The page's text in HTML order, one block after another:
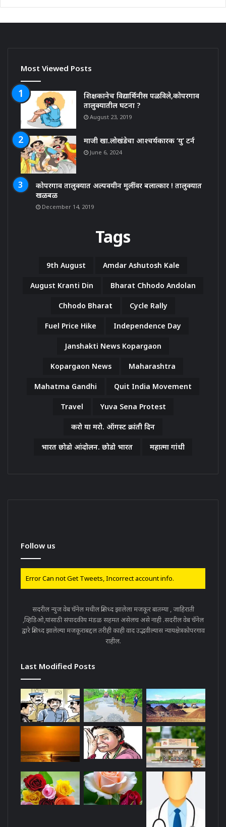
Most Viewed Posts
शिक्षकानेच विद्यार्थिनीस पळविले,कोपरगाव
तालुक्यातील घटना ?
August 23, 2019
माजी खा.लोखंडेचा आश्चर्यकारक ‘यु’ टर्न
June 6, 2024
कोपरगाव तालुक्यात अल्पवयीन मुलींवर बलात्कार ! तालुक्यात
खळबळ
December 14, 2019
Tags
9th August Amdar Ashutosh Kale
August Kranti Din Bharat Chhodo Andolan
Chhodo Bharat Cycle Rally
Fuel Price Hike Independence Day
Janshakti News Kopargaon
Kopargaon News Maharashtra
Mahatma Gandhi Quit India Movement
Travel Yuva Sena Protest
करो या मरो. ऑगस्ट क्रांती दिन
भारत छोडो आंदोलन. छोडो भारत महात्मा गांधी
Follow us
Error Can not Get Tweets, Incorrect account info.
सदरील न्युज वेब चॅनेल मधील प्रसिध्द झालेला मजकूर बातम्या , जाहिराती
,व्हिडिओ,यांसाठी संपादकीय मंडळ सहमत असेलच असे नाही .सदरील वेब चॅनेल
द्वारे प्रसिध्द झालेल्या मजकूराबद्दल तरीही काही वाद उद्भवील्यास न्यायक्षेत्रकोपरगाव
राहील.
Last Modified Posts